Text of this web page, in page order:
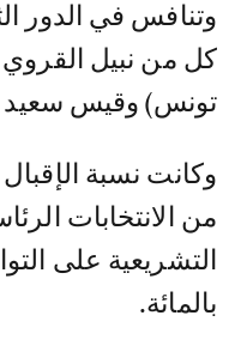
وتنافس في الدور
كل من نبيل
تونس) وقيس
وكانت نسبة
من الانتخابات
بالمائة.